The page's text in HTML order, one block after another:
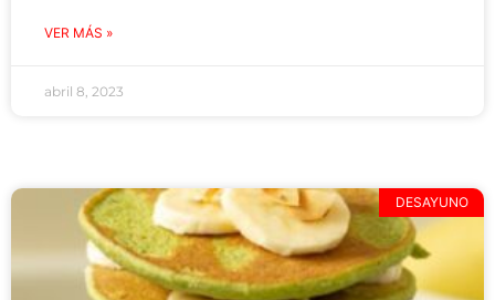
VER MÁS »
abril 8, 2023
DESAYUNO